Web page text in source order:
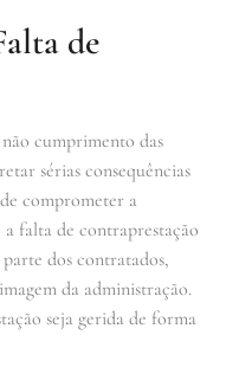
de
cumprimento das
sérias consequências
comprometer a
falta de contraprestação
dos contratados,
da administração.
seja gerida de forma